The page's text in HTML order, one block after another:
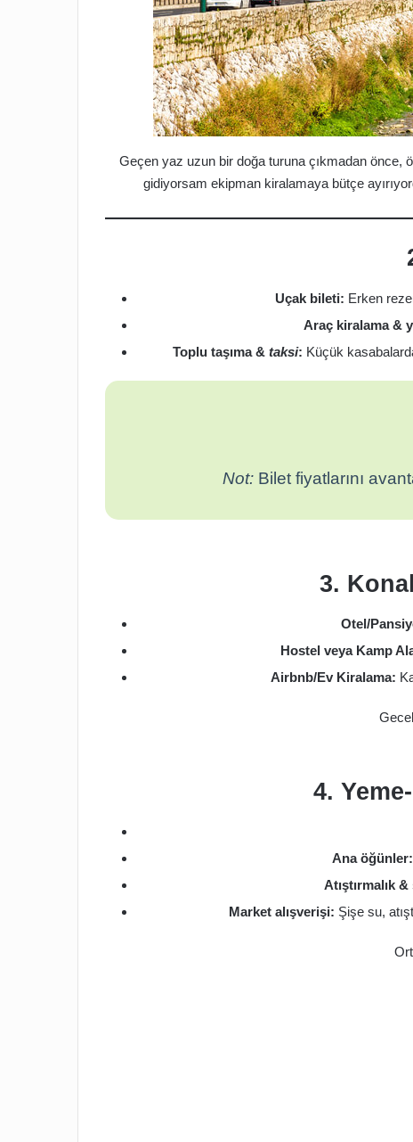
Geçen yaz uzun bir doğa turuna çıkmadan önce,
gidiyorsam ekipman kiralamaya bütçe
Uçak bileti: Erken
Araç kiralama &
Toplu taşıma & taksi: Küçük
Not:Bilet fiyatlarını
3.
Otel/
Hostel veya Kamp
Airbnb/Ev Kiralama:
4.
Ana öğünler:
Atıştırmalık
Market alışverişi: Şişe su,